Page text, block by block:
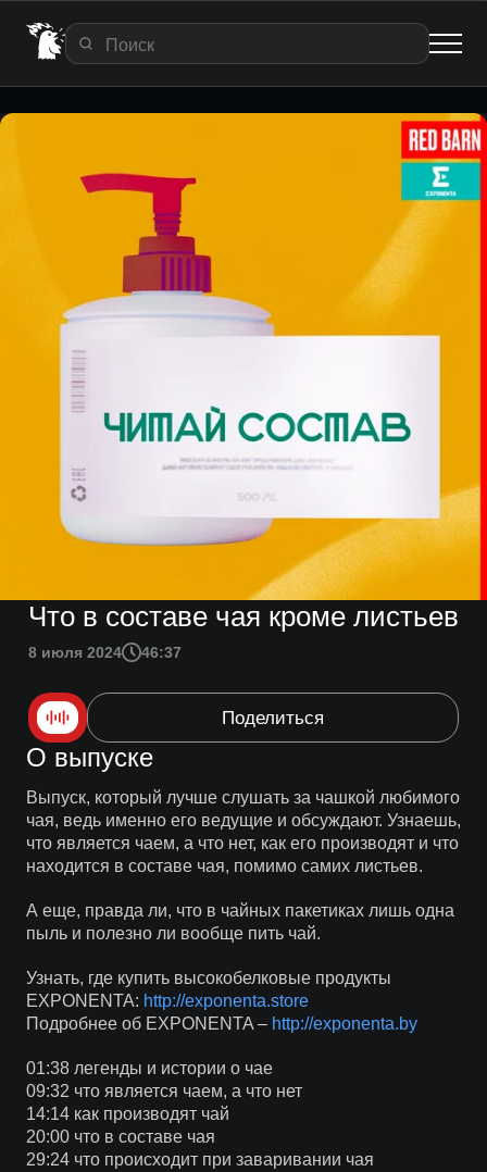
Что в составе чая кроме листьев
8 июля 2024 46:37
Поделиться
О выпуске
Выпуск, который лучше слушать за чашкой любимого
чая, ведь именно его ведущие и обсуждают. Узнаешь,
что является чаем, а что нет, как его производят и что
находится в составе чая, помимо самих листьев.
А еще, правда ли, что в чайных пакетиках лишь одна
пыль и полезно ли вообще пить чай.
Узнать, где купить высокобелковые продукты
EXPONENTA: http://exponenta.store
Подробнее об EXPONENTA – http://exponenta.by
01:38 легенды и истории о чае
09:32 что является чаем, а что нет
14:14 как производят чай
20:00 что в составе чая
29:24 что происходит при заваривании чая